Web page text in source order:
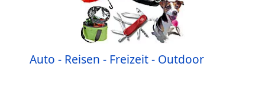
Auto - Reisen - Freizeit - Outdoor